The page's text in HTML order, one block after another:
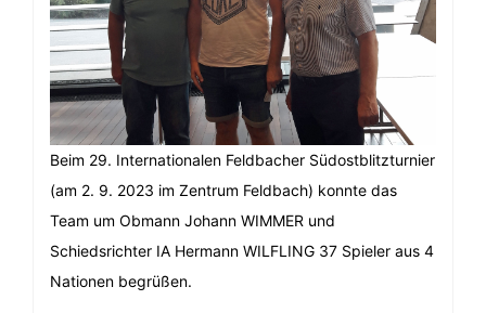
Beim 29. Internationalen Feldbacher Südostblitzturnier
(am 2. 9. 2023 im Zentrum Feldbach) konnte das
Team um Obmann Johann WIMMER und
Schiedsrichter IA Hermann WILFLING 37 Spieler aus 4
Nationen begrüßen.